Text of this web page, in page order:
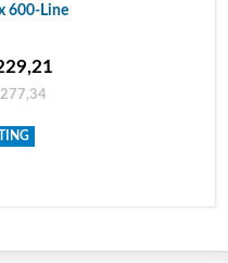
600-Line